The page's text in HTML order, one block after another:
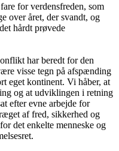
for verdensfreden, som
over året, der svandt, og
hårdt prøvede
har beredt for den
visse tegn på afspænding
eget kontinent. Vi håber, at
og at udviklingen i retning
efter evne arbejde for
af fred, sikkerhed og
det enkelte menneske og